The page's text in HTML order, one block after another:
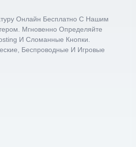
Онлайн Бесплатно С Нашим
Мгновенно Определяйте
И Сломанные Кнопки.
Беспроводные И Игровые